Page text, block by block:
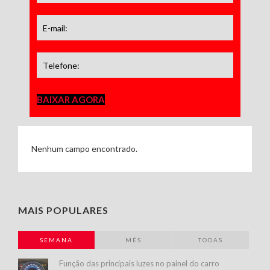
BAIXAR AGORA
Nenhum campo encontrado.
MAIS POPULARES
SEMANA MÊS TODAS
Função das principais luzes no painel do carro